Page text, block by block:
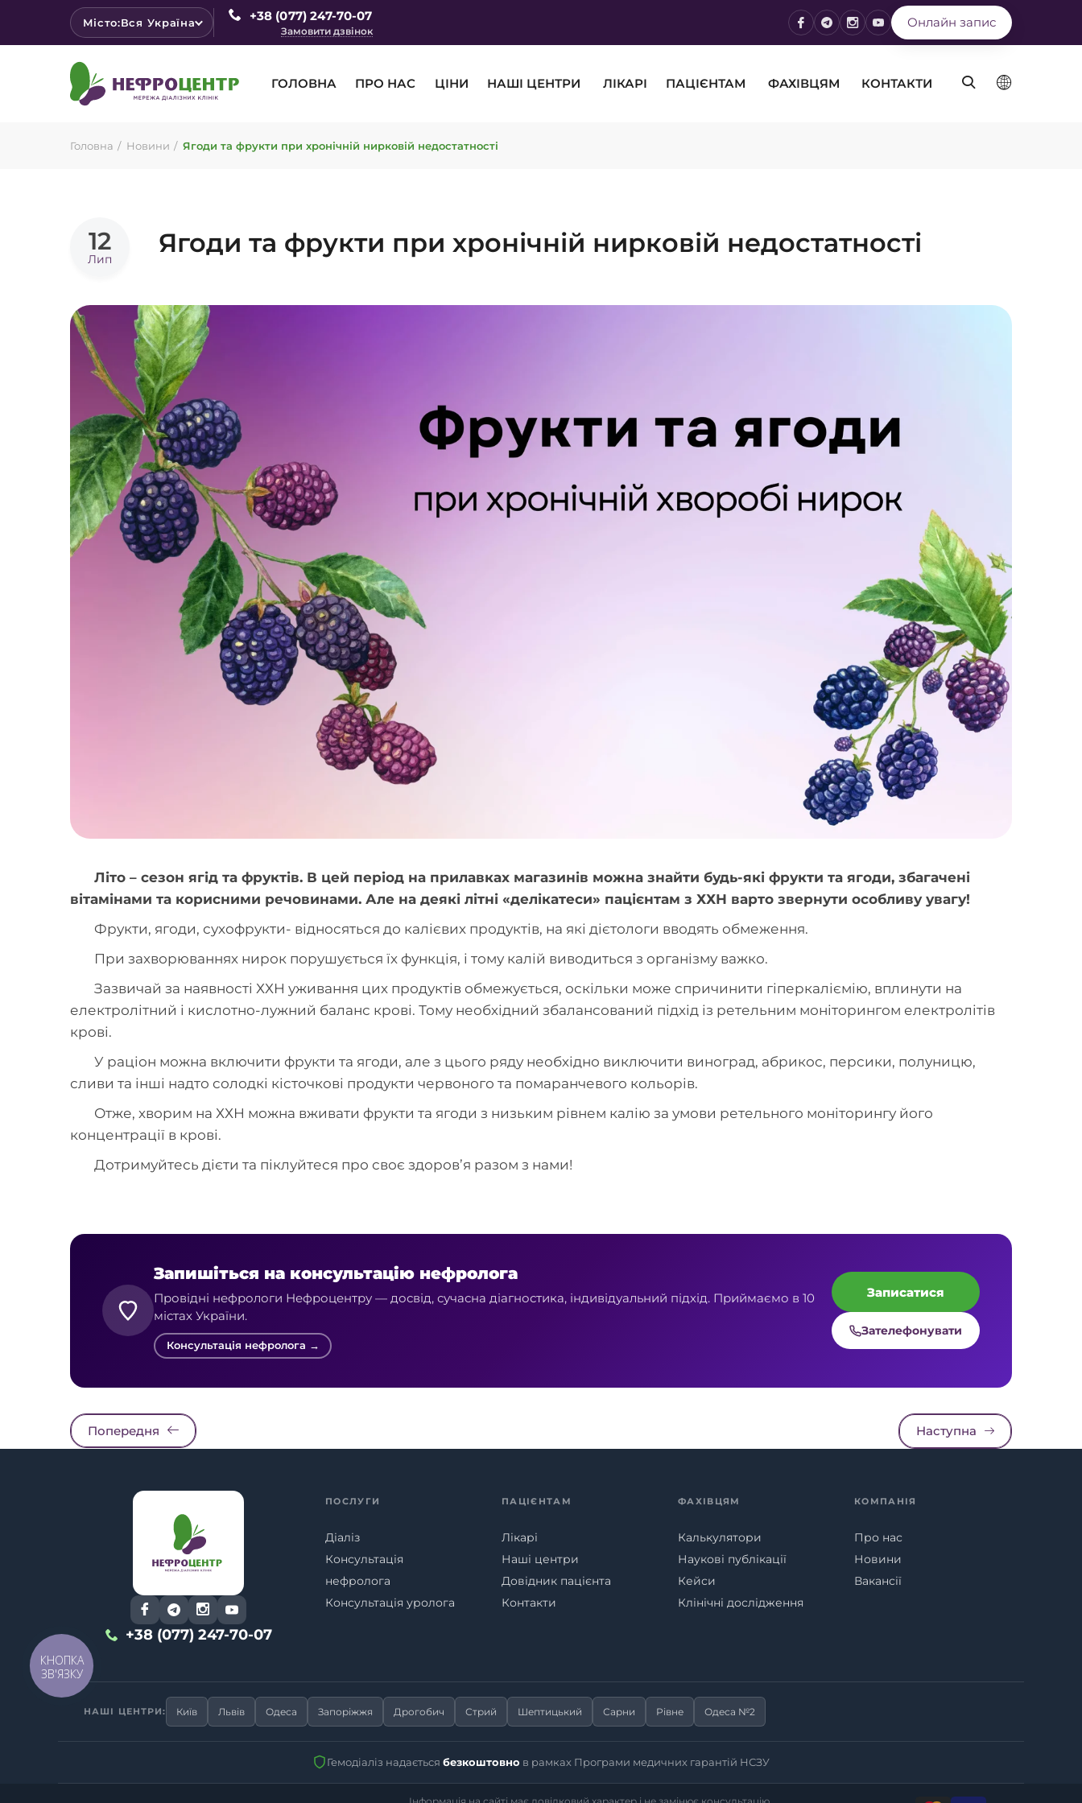
Місто:Вся Україна +38 (077) 247-70-07
Замовити дзвінок
Онлайн запис
ГОЛОВНА ПРО НАС ЦІНИ НАШІ ЦЕНТРИ ЛІКАРІ ПАЦІЄНТАМ ФАХІВЦЯМ КОНТАКТИ
Головна Новини Ягоди та фрукти при хронічній нирковій недостатності
12
Лип
Ягоди та фрукти при хронічній нирковій недостатності
Літо – сезон ягід та фруктів. В цей період на прилавках магазинів можна знайти будь-які фрукти та ягоди, збагачені
вітамінами та корисними речовинами. Але на деякі літні «делікатеси» пацієнтам з ХХН варто звернути особливу увагу!
Фрукти, ягоди, сухофрукти- відносяться до калієвих продуктів, на які дієтологи вводять обмеження.
При захворюваннях нирок порушується їх функція, і тому калій виводиться з організму важко.
Зазвичай за наявності ХХН уживання цих продуктів обмежується, оскільки може спричинити гіперкаліємію, вплинути на
електролітний і кислотно-лужний баланс крові. Тому необхідний збалансований підхід із ретельним моніторингом електролітів
крові.
У раціон можна включити фрукти та ягоди, але з цього ряду необхідно виключити виноград, абрикос, персики, полуницю,
сливи та інші надто солодкі кісточкові продукти червоного та помаранчевого кольорів.
Отже, хворим на ХХН можна вживати фрукти та ягоди з низьким рівнем калію за умови ретельного моніторингу його
концентрації в крові.
Дотримуйтесь дієти та піклуйтеся про своє здоров’я разом з нами!
Запишіться на консультацію нефролога
Провідні нефрологи Нефроцентру — досвід, сучасна діагностика, індивідуальний підхід. Приймаємо в 10
містах України.
Консультація нефролога →
Записатися
Зателефонувати
Попередня Наступна
+38 (077) 247-70-07
ПОСЛУГИ
Діаліз
Консультація
нефролога
Консультація уролога
ПАЦІЄНТАМ
Лікарі
Наші центри
Довідник пацієнта
Контакти
ФАХІВЦЯМ
Калькулятори
Наукові публікації
Кейси
Клінічні дослідження
КОМПАНІЯ
Про нас
Новини
Вакансії
НАШІ ЦЕНТРИ: Київ Львів Одеса Запоріжжя Дрогобич Стрий Шептицький Сарни Рівне Одеса №2
Гемодіаліз надається безкоштовно в рамках Програми медичних гарантій НСЗУ
Інформація на сайті має довідковий характер і не замінює консультацію
КНОПКА
ЗВ'ЯЗКУ